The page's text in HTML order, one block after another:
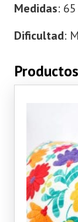
Medidas:
Dificultad: